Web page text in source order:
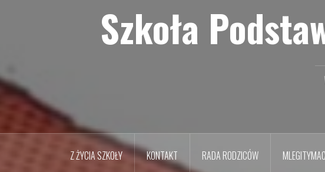
Szkoła
Z ŻYCIA SZKOŁY KONTAKT RADA RODZICÓW